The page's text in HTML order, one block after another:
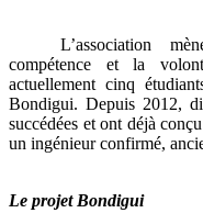
L’association
compétence et la
actuellement cinq
Bondigui. Depuis 2012,
succédées et ont déjà
un ingénieur confirmé,
Le projet Bondigui